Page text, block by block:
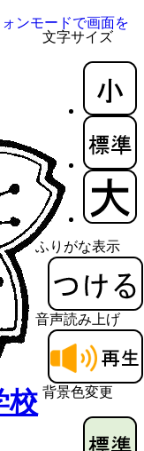
文字サイズ
ふりがな表示
音声読み上げ
背景色変更
ンモードで画面を
校